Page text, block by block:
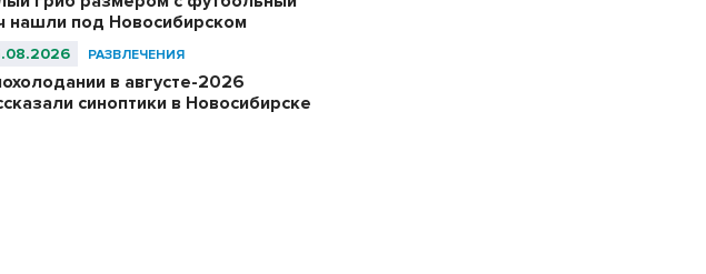
нашли под Новосибирском
РАЗВЛЕЧЕНИЯ
в августе-2026
синоптики в Новосибирске